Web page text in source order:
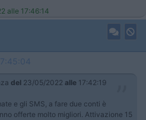
alle 17:46:14
del 23/05/2022 alle 17:42:19
e gli SMS, a fare due conti è
offerte molto migliori. Attivazione 15